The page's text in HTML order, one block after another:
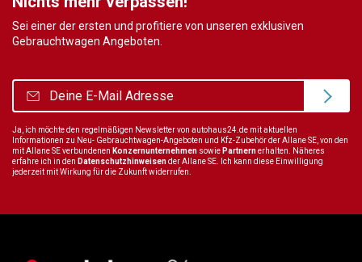
Sei einer der ersten und profitiere von unseren exklusiven
Gebrauchtwagen Angeboten.
Ja, ich möchte den regelmäßigen Newsletter von autohaus24.de mit aktuellen
Informationen zu Neu- Gebrauchtwagen-Angeboten und Kfz-Zubehör der Allane SE, von den
mit Allane SE verbundenen Konzernunternehmen sowie Partnernerhalten. Näheres
erfahre ich in den Datenschutzhinweisender Allane SE. Ich kann diese Einwilligung
jederzeit mit Wirkung für die Zukunft widerrufen.